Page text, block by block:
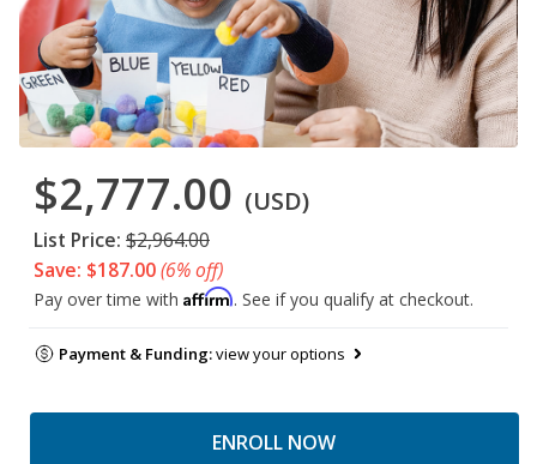
$2,777.00 (USD)
List Price: $2,964.00
Save: $187.00(6% off)
Pay over time with Affirm. See if you qualify at checkout.
Payment & Funding:view your options
ENROLL NOW